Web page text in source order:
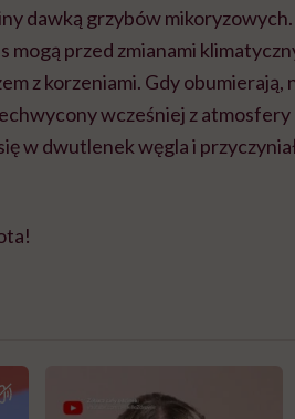
dawką grzybów
mogą przed zmianami
z korzeniami. Gdy obumierają,
wcześniej z
w dwutlenek węgla i